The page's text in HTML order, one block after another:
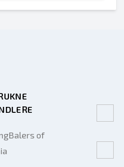
of